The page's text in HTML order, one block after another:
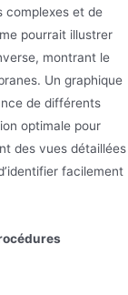
complexes et de
pourrait illustrer
montrant le
Un graphique
de différents
optimale pour
des vues détaillées
facilement